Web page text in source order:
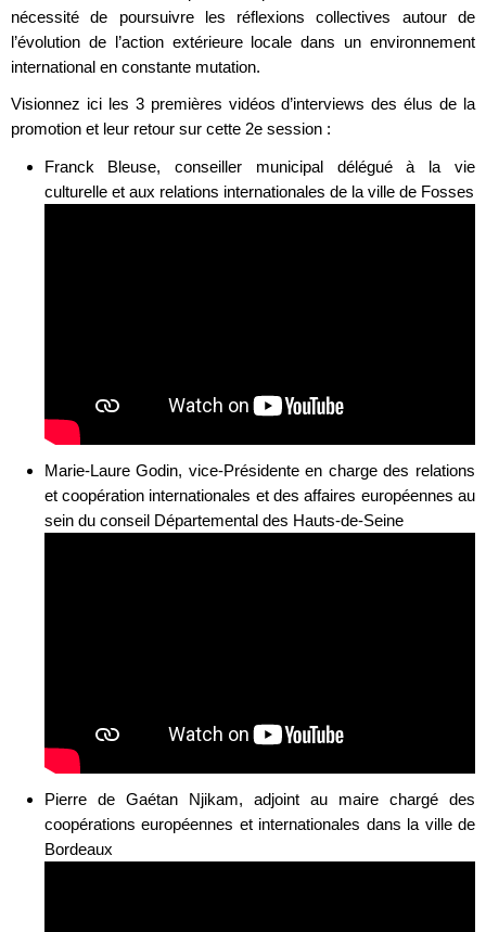
nécessité de poursuivre les réflexions collectives autour de
l’évolution de l’action extérieure locale dans un environnement
international en constante mutation.
Visionnez ici les 3 premières vidéos d’interviews des élus de la
promotion et leur retour sur cette 2e session :
Franck Bleuse, conseiller municipal délégué à la vie
culturelle et aux relations internationales de la ville de Fosses
Marie-Laure Godin, vice-Présidente en charge des relations
et coopération internationales et des affaires européennes au
sein du conseil Départemental des Hauts-de-Seine
Pierre de Gaétan Njikam, adjoint au maire chargé des
coopérations européennes et internationales dans la ville de
Bordeaux